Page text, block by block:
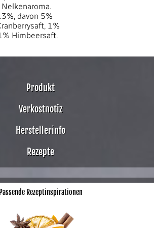
davon 5%
1%
Himbeersaft.
Produkt
Verkostnotiz
Herstellerinfo
Rezepte
Passende Rezeptinspirationen